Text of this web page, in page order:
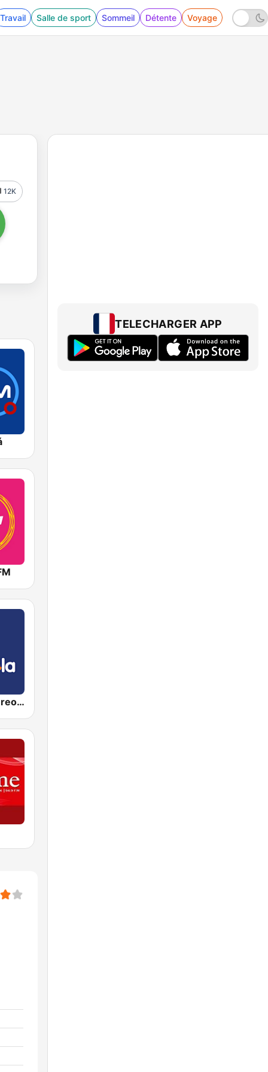
Travail Salle de sport Sommeil Détente Voyage
12K
Candela Estereo 101.9 FM
TELECHARGER APP